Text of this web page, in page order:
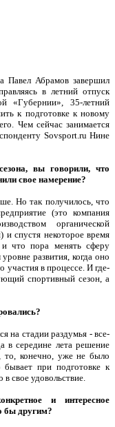
Павел Абрамов завершил
в летний отпуск
«Губернии», 35-летний
к подготовке к новому
Чем сейчас занимается
Sovsport.ru Нине
вы говорили, что
свое намерение?
Но так получилось, что
(это компания
органической
и спустя некоторое время
что пора менять сферу
развития, когда оно
участия в процессе. И где-
спортивный сезон, а
на стадии раздумья - все-
в середине лета решение
то, конечно, уже не было
бывает при подготовке к
в свое удовольствие.
и интересное
бы другим?